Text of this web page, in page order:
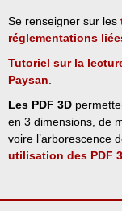
Se renseigner sur les
réglementations
Tutoriel sur la
Paysan.
Les PDF 3D
en 3 dimensions, de
voire l’arborescence
utilisation des PDF